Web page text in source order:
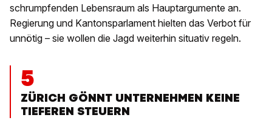
schrumpfenden Lebensraum als Hauptargumente an.
Regierung und Kantonsparlament hielten das Verbot für
unnötig – sie wollen die Jagd weiterhin situativ regeln.
5
ZÜRICH GÖNNT UNTERNEHMEN KEINE
TIEFEREN STEUERN